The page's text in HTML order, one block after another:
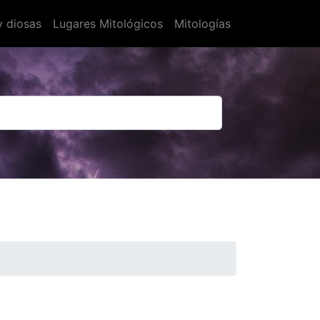
diosas Lugares Mitológicos Mitologías